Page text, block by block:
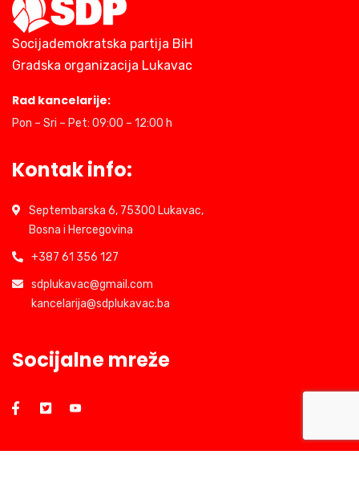
Socijademokratska partija BiH
Gradska organizacija Lukavac
Rad kancelarije:
Pon – Sri – Pet: 09:00 – 12:00 h
Kontak info:
Septembarska 6, 75300 Lukavac,
Bosna i Hercegovina
+387 61 356 127
sdplukavac@gmail.com
kancelarija@sdplukavac.ba
Socijalne mreže